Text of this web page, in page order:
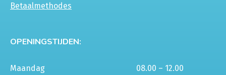
Betaalmethodes
OPENINGSTIJDEN:
Maandag
08.00 – 12.00